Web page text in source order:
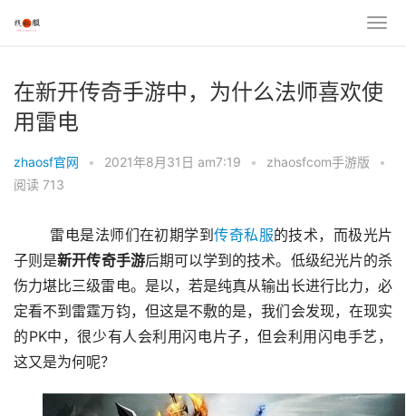
在新开传奇手游中，为什么法师喜欢使
用雷电
zhaosf官网 • 2021年8月31日 am7:19 • zhaosfcom手游版
•
阅读 713
	雷电是法师们在初期学到
传奇私服的技术，而极光片
子则是新开传奇手游后期可以学到的技术。低级纪光片的杀
伤力堪比三级雷电。是以，若是纯真从输出长进行比力，必
定看不到雷霆万钧，但这是不敷的是，我们会发现，在现实
的PK中，很少有人会利用闪电片子，但会利用闪电手艺，
这又是为何呢？